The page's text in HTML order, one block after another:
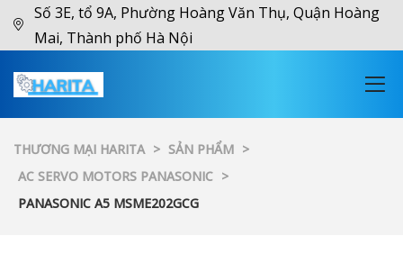
Số 3E, tổ 9A, Phường Hoàng Văn Thụ, Quận Hoàng
Mai, Thành phố Hà Nội
THƯƠNG MẠI HARITA > SẢN PHẨM >
AC SERVO MOTORS PANASONIC >
PANASONIC A5 MSME202GCG